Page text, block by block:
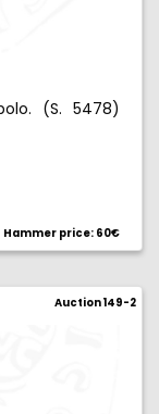
(S. 5478)
Hammer price: 60€
Auction 149-2